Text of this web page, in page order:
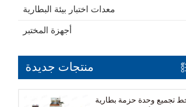
معدات اختبار بيئة البطارية
أجهزة المختبر
منتجات جديدة
تجميع وحدة حزمة بطارية